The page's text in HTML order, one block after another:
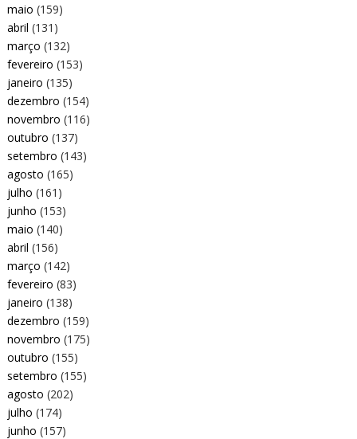
maio (159)
abril (131)
março (132)
fevereiro (153)
janeiro (135)
dezembro (154)
novembro (116)
outubro (137)
setembro (143)
agosto (165)
julho (161)
junho (153)
maio (140)
abril (156)
março (142)
fevereiro (83)
janeiro (138)
dezembro (159)
novembro (175)
outubro (155)
setembro (155)
agosto (202)
julho (174)
junho (157)